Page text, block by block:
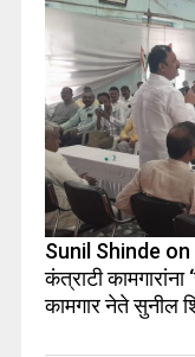
Sunil Shinde
कंत्राटी
कामगार नेते सुनील